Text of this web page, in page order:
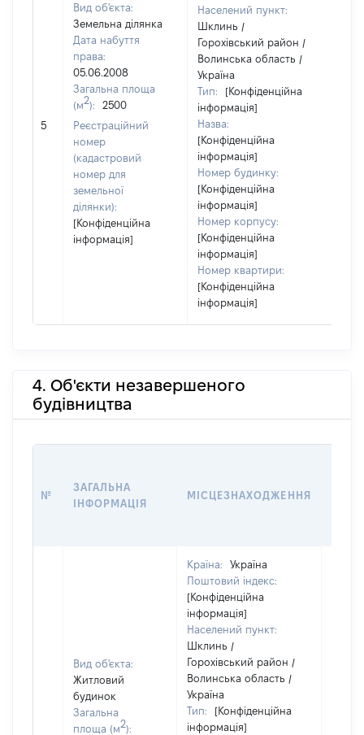
5
Вид об'єкта:
Земельна ділянка
Дата набуття
права:
05.06.2008
Загальна площа
(м2):
2500
Реєстраційний
номер
(кадастровий
номер для
земельної
ділянки):
[Конфіденційна
інформація]
Населений пункт:
Шклинь /
Горохівський район /
Волинська область /
Україна
Тип:
[Конфіденційна
інформація]
Назва:
[Конфіденційна
інформація]
Номер будинку:
[Конфіденційна
інформація]
Номер корпусу:
[Конфіденційна
інформація]
Номер квартири:
[Конфіденційна
інформація]
4. Об'єкти незавершеного
будівництва
№
ЗАГАЛЬНА
ІНФОРМАЦІЯ
МІСЦЕЗНАХОДЖЕННЯ
Вид об'єкта:
Житловий
будинок
Загальна
площа (м2):
Країна:
Україна
Поштовий індекс:
[Конфіденційна
інформація]
Населений пункт:
Шклинь /
Горохівський район /
Волинська область /
Україна
Тип:
[Конфіденційна
інформація]